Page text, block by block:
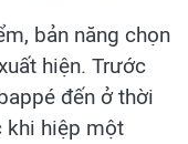
bản năng chọn
hiện. Trước
đến ở thời
khi hiệp một